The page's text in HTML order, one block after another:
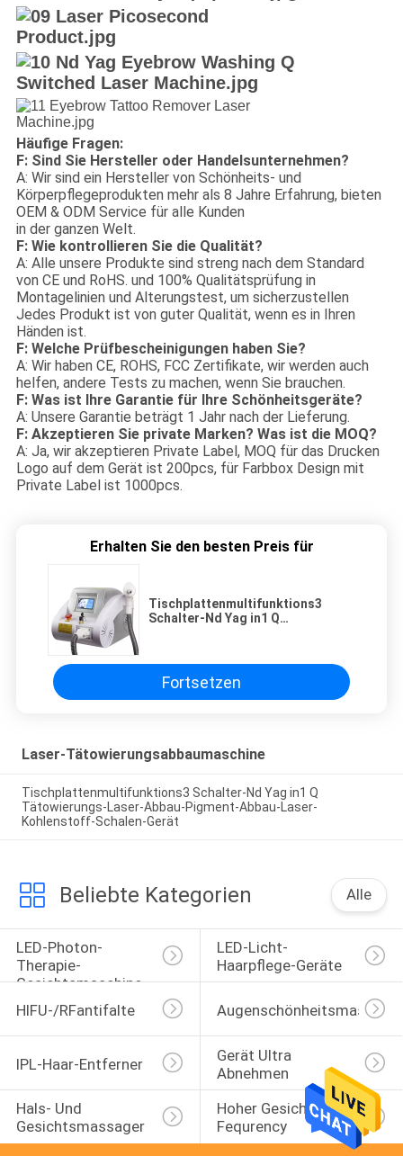
Häufige Fragen:
F: Sind Sie Hersteller oder Handelsunternehmen?
A: Wir sind ein Hersteller von Schönheits- und
Körperpflegeprodukten mehr als 8 Jahre Erfahrung, bieten
OEM & ODM Service für alle Kunden
in der ganzen Welt.
F: Wie kontrollieren Sie die Qualität?
A: Alle unsere Produkte sind streng nach dem Standard
von CE und RoHS. und 100% Qualitätsprüfung in
Montagelinien und Alterungstest, um sicherzustellen
Jedes Produkt ist von guter Qualität, wenn es in Ihren
Händen ist.
F: Welche Prüfbescheinigungen haben Sie?
A: Wir haben CE, ROHS, FCC Zertifikate, wir werden auch
helfen, andere Tests zu machen, wenn Sie brauchen.
F: Was ist Ihre Garantie für Ihre Schönheitsgeräte?
A: Unsere Garantie beträgt 1 Jahr nach der Lieferung.
F: Akzeptieren Sie private Marken? Was ist die MOQ?
A: Ja, wir akzeptieren Private Label, MOQ für das Drucken
Logo auf dem Gerät ist 200pcs, für Farbbox Design mit
Private Label ist 1000pcs.
Erhalten Sie den besten Preis für
Tischplattenmultifunktions3
Schalter-Nd Yag in1 Q
Kohlenstoff-Schalen-Gerät
Fortsetzen
Laser-Tätowierungsabbaumaschine
Tischplattenmultifunktions3 Schalter-Nd Yag in1 Q
Tätowierungs-Laser-Abbau-Pigment-Abbau-Laser-
Kohlenstoff-Schalen-Gerät
Beliebte Kategorien Alle
LED-Photon-
Therapie-
Gesichtsmaschine
LED-Licht-
Haarpflege-Geräte
HIFU-/RFantifalte Augenschönheitsmaschine
IPL-Haar-Entferner
Gerät Ultra
Abnehmen
Hals- Und
Gesichtsmassager
Hoher Gesichtsstab
Fequrency